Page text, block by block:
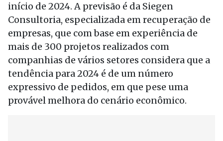
início de 2024. A previsão é da Siegen
Consultoria, especializada em recuperação de
empresas, que com base em experiência de
mais de 300 projetos realizados com
companhias de vários setores considera que a
tendência para 2024 é de um número
expressivo de pedidos, em que pese uma
provável melhora do cenário econômico.